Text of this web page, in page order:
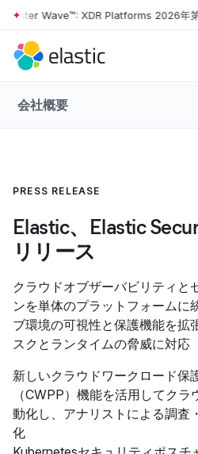
Skip to main content
Wave™: XDR Platforms 2026年第
会社概要
PRESS RELEASE
Elastic、Elastic
リリース
クラウドオブザーバビリティと
ンを単体のプラットフォームに
ブ環境の可視性と保護機能を拡
スクとランタイムの脅威に対応
新しいクラウドワークロード保
（CWPP）機能を活用してク
動化し、アナリストによる調査
化